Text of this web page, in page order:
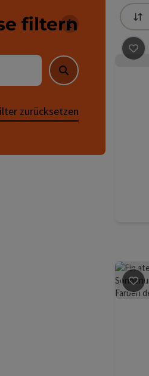
filtern
Für die Liste
Suchen
zurücksetzen